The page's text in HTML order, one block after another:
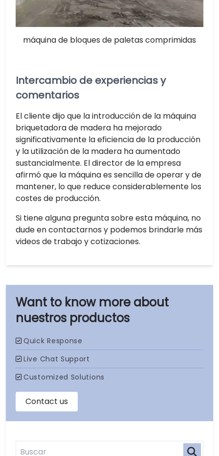
nuestros productos
máquina de bloques de paletas comprimidas
Intercambio de experiencias y
comentarios
El cliente dijo que la introducción de la máquina
briquetadora de madera ha mejorado
significativamente la eficiencia de la producción
y la utilización de la madera ha aumentado
sustancialmente. El director de la empresa
afirmó que la máquina es sencilla de operar y de
mantener, lo que reduce considerablemente los
costes de producción.
Si tiene alguna pregunta sobre esta máquina, no
dude en contactarnos y podemos brindarle más
videos de trabajo y cotizaciones.